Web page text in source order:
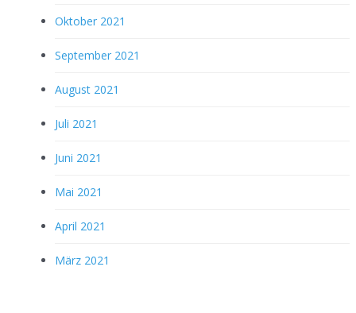
Oktober 2021
September 2021
August 2021
Juli 2021
Juni 2021
Mai 2021
April 2021
März 2021